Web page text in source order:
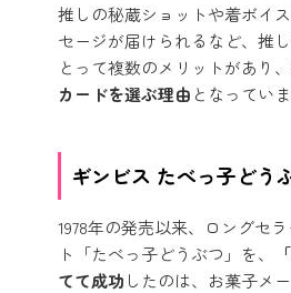
推しの秘蔵ショットや着ボイ
セージが届けられるなど、推
とって複数のメリットがあり、
カードを選ぶ理由 となっていま
ギンビス たべっ子どう
1978年の発売以来、ロングセ
ト「たべっ子どうぶつ」を、
てて成功 したのは、お菓子メ